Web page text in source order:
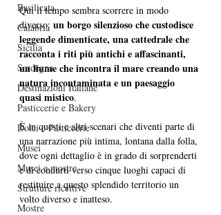
Basilicata
Calabria
Sicilia
Sardegna
Destinazioni Italiane
Pasticcerie e Bakery
Dolci e Pasticcerie
Musei
Musei e mostre
Strutture ricettive
Mostre
Qui il tempo sembra scorrere in modo
diverso: un borgo silenzioso che custodisce
leggende dimenticate, una cattedrale che
racconta i riti più antichi e affascinanti,
un fiume che incontra il mare creando una
natura incontaminata e un paesaggio
quasi mistico.
È in questi e altri scenari che diventi parte di
una narrazione più intima, lontana dalla folla,
dove ogni dettaglio è in grado di sorprenderti
e di condurti verso cinque luoghi capaci di
restituire a questo splendido territorio un
volto diverso e inatteso.